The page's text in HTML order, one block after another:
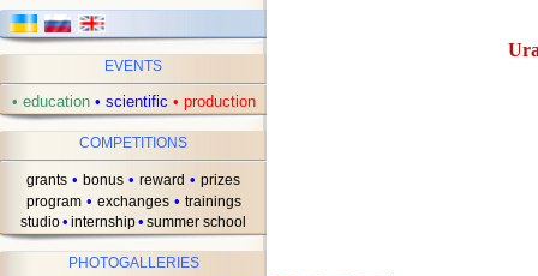
EVENTS
• education • scientific • production
COMPETITIONS
grants • bonus • reward • prizes
program • exchanges • trainings
studio• internship• summer school
PHOTOGALLERIES